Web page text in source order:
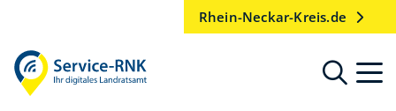
Rhein-Neckar-Kreis.de